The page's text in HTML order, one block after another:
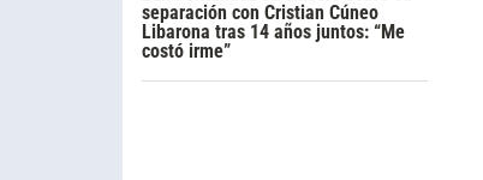
separación con Cristian Cúneo
Libarona tras 14 años juntos: “Me
costó irme”